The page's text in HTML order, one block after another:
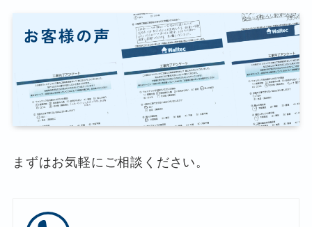
まずはお気軽にご相談ください。